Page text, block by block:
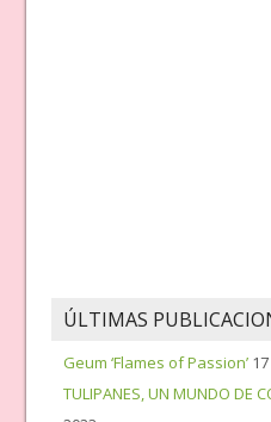
ÚLTIMAS
Geum ‘Flames of Passion’
TULIPANES, UN MUNDO DE